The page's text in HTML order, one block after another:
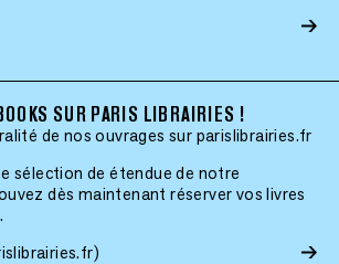
SUR PARIS LIBRAIRIES !
de nos ouvrages sur parislibrairies.fr
sélection de étendue de notre
dès maintenant réserver vos livres